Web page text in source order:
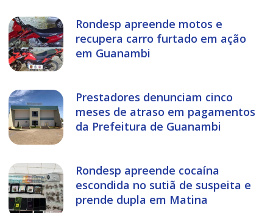
Rondesp apreende motos e
recupera carro furtado em ação
em Guanambi
Prestadores denunciam cinco
meses de atraso em pagamentos
da Prefeitura de Guanambi
Rondesp apreende cocaína
escondida no sutiã de suspeita e
prende dupla em Matina